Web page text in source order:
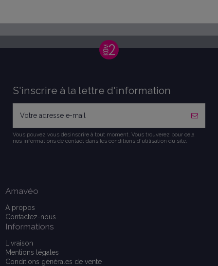
S'inscrire à la lettre d'information
Vous pouvez vous désinscrire à tout moment. Vous trouverez pour cela
nos informations de contact dans les conditions d'utilisation du site.
Amavéo
A propos
Contactez-nous
Informations
Livraison
Mentions légales
Conditions générales de vente